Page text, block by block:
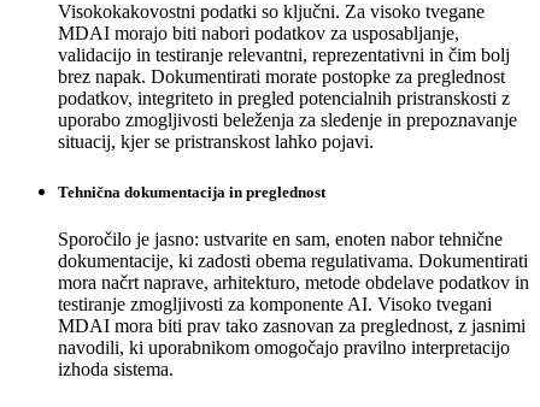
Visokokakovostni podatki so ključni. Za visoko tvegane
MDAI morajo biti nabori podatkov za usposabljanje,
validacijo in testiranje relevantni, reprezentativni in čim bolj
brez napak. Dokumentirati morate postopke za preglednost
podatkov, integriteto in pregled potencialnih pristranskosti z
uporabo zmogljivosti beleženja za sledenje in prepoznavanje
situacij, kjer se pristranskost lahko pojavi.
Tehnična dokumentacija in preglednost
Sporočilo je jasno: ustvarite en sam, enoten nabor tehnične
dokumentacije, ki zadosti obema regulativama. Dokumentirati
mora načrt naprave, arhitekturo, metode obdelave podatkov in
testiranje zmogljivosti za komponente AI. Visoko tvegani
MDAI mora biti prav tako zasnovan za preglednost, z jasnimi
navodili, ki uporabnikom omogočajo pravilno interpretacijo
izhoda sistema.